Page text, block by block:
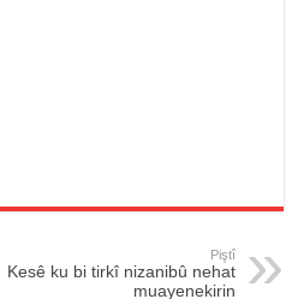
Piştî
Kesê ku bi tirkî nizanibû nehat
muayenekirin